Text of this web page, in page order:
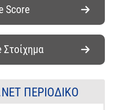
Score
Στοίχημα
ΠΕΡΙΟΔΙΚΌ